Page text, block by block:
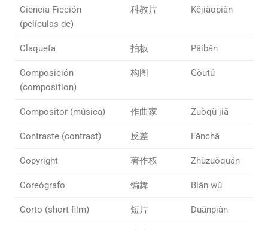
Ciencia Ficción
(películas de)
科教片 Kējiàopiàn
Claqueta 拍板 Pāibǎn
Composición
(composition)
构图 Gòutú
Compositor (música) 作曲家 Zuòqǔ jiā
Contraste (contrast) 反差 Fǎnchā
Copyright 著作权 Zhùzuòquán
Coreógrafo 编舞 Biān wǔ
Corto (short film) 短片 Duǎnpiàn